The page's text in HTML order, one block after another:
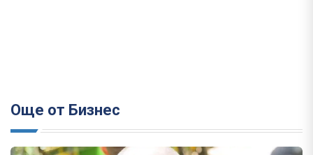
Още от Бизнес